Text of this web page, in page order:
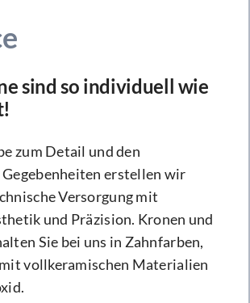
sind so individuell wie
zum Detail und den
erstellen wir
Versorgung mit
und Präzision. Kronen und
Sie bei uns in Zahnfarben,
vollkeramischen Materialien